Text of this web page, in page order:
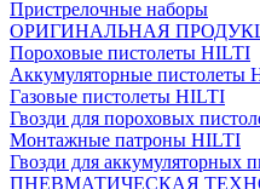
Пристрелочные наборы
ОРИГИНАЛЬНАЯ
Пороховые пистолеты HILTI
Аккумуляторные пистолеты
Газовые пистолеты HILTI
Гвозди для пороховых
Монтажные патроны HILTI
Гвозди для аккумуляторных
ПНЕВМАТИЧЕСКАЯ